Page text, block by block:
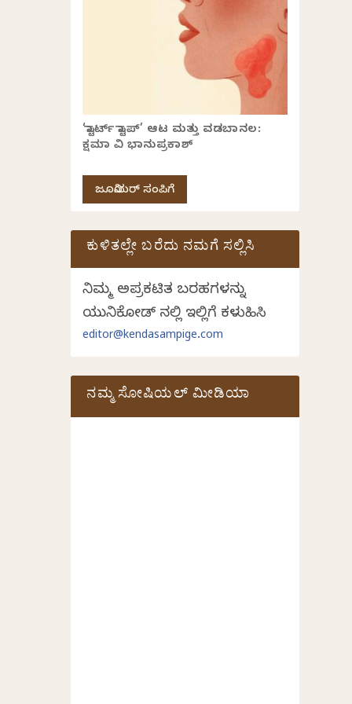
‘ಸ್ಟಾರ್ಟ್ ಸ್ಟಾಪ್’ ಆಟ ಮತ್ತು ವಡಬಾನಲ:
ಕ್ಷಮಾ ವಿ ಭಾನುಪ್ರಕಾಶ್
ಜೂನಿಯರ್ ಸಂಪಿಗೆ
ಕುಳಿತಲ್ಲೇ ಬರೆದು ನಮಗೆ ಸಲ್ಲಿಸಿ
ನಿಮ್ಮ ಅಪ್ರಕಟಿತ ಬರಹಗಳನ್ನು
ಯುನಿಕೋಡ್ ನಲ್ಲಿ ಇಲ್ಲಿಗೆ ಕಳುಹಿಸಿ
editor@kendasampige.com
ನಮ್ಮ ಸೋಷಿಯಲ್‌ ಮೀಡಿಯಾ